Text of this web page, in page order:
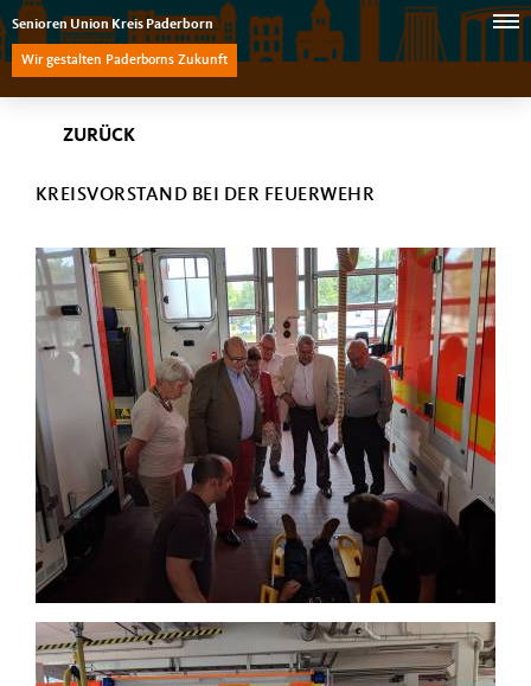
Senioren Union Kreis Paderborn
Wir gestalten Paderborns Zukunft
ZURÜCK
KREISVORSTAND BEI DER FEUERWEHR